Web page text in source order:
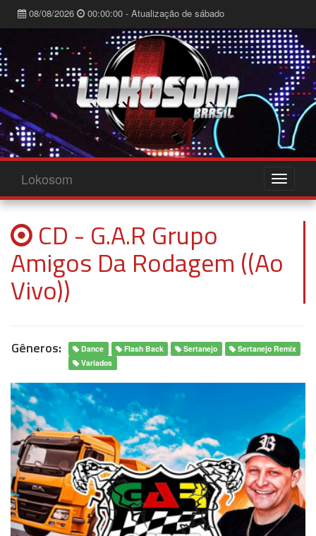
08/08/2026 00:00:00 - Atualização de sábado
Lokosom
CD - G.A.R Grupo
Amigos Da Rodagem ((Ao
Vivo))
Gêneros: Dance Flash Back Sertanejo
Sertanejo Remix
Variados